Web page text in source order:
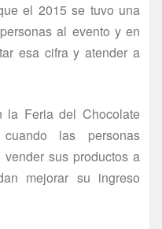
el 2015 se tuvo una
al evento y en
esa cifra y atender a
la Feria del Chocolate
las personas
sus productos a
mejorar su ingreso